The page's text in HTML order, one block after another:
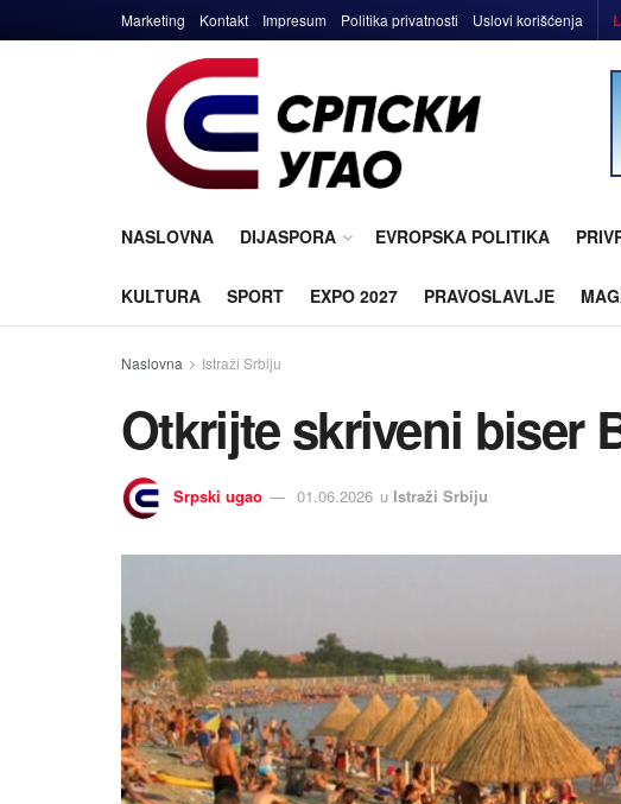
Marketing Kontakt Impresum Politika privatnosti Uslovi korišćenja
NASLOVNA DIJASPORA EVROPSKA POLITIKA
KULTURA SPORT EXPO 2027 PRAVOSLAVLJE
Naslovna Istraži Srbiju
Otkrijte skriveni biser
Srpski ugao 01.06.2026 u Istraži Srbiju